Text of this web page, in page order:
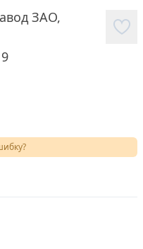
ЗАО,